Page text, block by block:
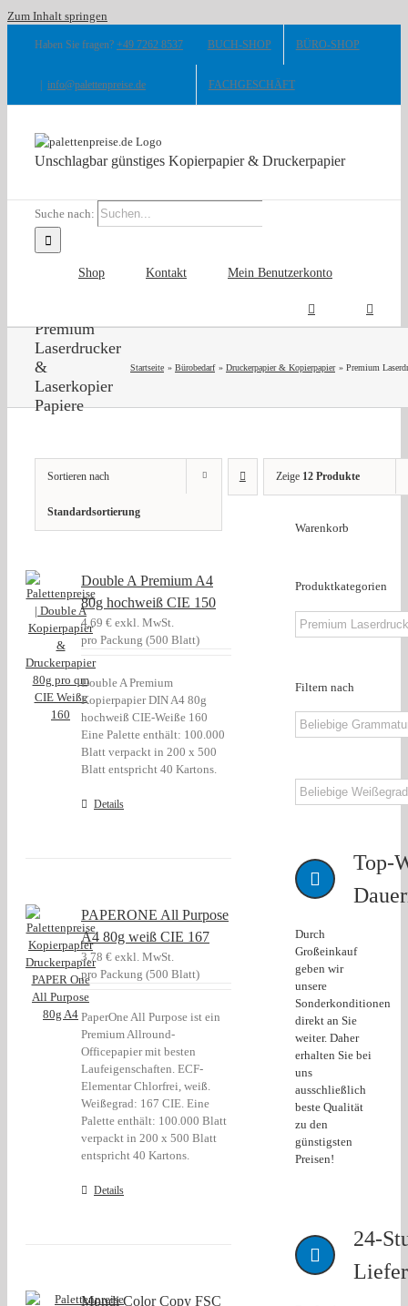
Zum Inhalt springen
Haben Sie fragen? +49 7262 8537
info@palettenpreise.de
BUCH-SHOP BÜRO-SHOP
FACHGESCHÄFT
Unschlagbar günstiges Kopierpapier & Druckerpapier
Suche nach:
Shop Kontakt Mein Benutzerkonto
Premium
Laserdrucker
&
Laserkopier
Papiere
Startseite Bürobedarf Druckerpapier & Kopierpapier Premium
Sortieren nach
Standardsortierung
Zeige 12 Produkte
Double A Premium A4
80g hochweiß CIE 150
4,69 € exkl. MwSt.
pro Packung (500 Blatt)
Double A Premium
Kopierpapier DIN A4 80g
hochweiß CIE-Weiße 160
Eine Palette enthält: 100.000
Blatt verpackt in 200 x 500
Blatt entspricht 40 Kartons.
Details
PAPERONE All Purpose
A4 80g weiß CIE 167
3,78 € exkl. MwSt.
pro Packung (500 Blatt)
PaperOne All Purpose ist ein
Premium Allround-
Officepapier mit besten
Laufeigenschaften. ECF-
Elementar Chlorfrei, weiß.
Weißegrad: 167 CIE. Eine
Palette enthält: 100.000 Blatt
verpackt in 200 x 500 Blatt
entspricht 40 Kartons.
Details
Mondi Color Copy FSC
Warenkorb
Produktkategorien
Filtern nach
Top-
Durch
Großeinkauf
geben wir
unsere
Sonderkonditionen
direkt an Sie
weiter. Daher
erhalten Sie bei
uns
ausschließlich
beste Qualität
zu den
günstigsten
Preisen!
24-